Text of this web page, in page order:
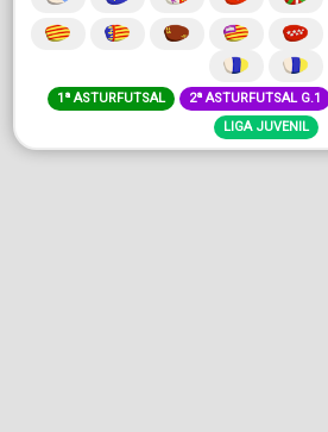
1ª ASTURFUTSAL 2ª ASTURFUTSAL G.1
LIGA JUVENIL